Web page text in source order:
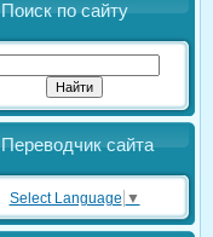
Поиск по сайту
Переводчик сайта
Select Language ▼